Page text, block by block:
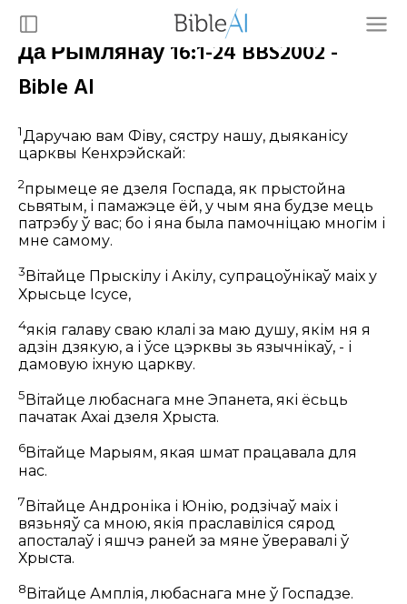
Да Рымлянаў 16:1-24 BBS2002 -
Bible AI
1Даручаю вам Фіву, сястру нашу, дыяканісу
царквы Кенхрэйскай:
2прымеце яе дзеля Госпада, як прыстойна
сьвятым, і памажэце ёй, у чым яна будзе мець
патрэбу ў вас; бо і яна была памочніцаю многім і
мне самому.
3 Вітайце Прыскілу і Акілу, супрацоўнікаў маіх у
Хрысьце Ісусе,
4якія галаву сваю клалі за маю душу, якім ня я
адзін дзякую, а і ўсе цэрквы зь язычнікаў, - і
дамовую іхную царкву.
5 Вітайце любаснага мне Эпанета, які ёсьць
пачатак Ахаі дзеля Хрыста.
6Вітайце Марыям, якая шмат працавала для
нас.
7Вітайце Андроніка і Юнію, родзічаў маіх і
вязьняў са мною, якія праславіліся сярод
апосталаў і яшчэ раней за мяне ўверавалі ў
Хрыста.
8 Вітайце Амплія, любаснага мне ў Госпадзе.